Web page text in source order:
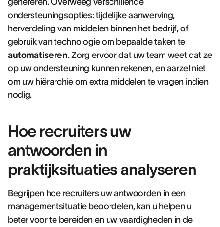
genereren. Overweeg verschillende
ondersteuningsopties: tijdelijke aanwerving,
herverdeling van middelen binnen het bedrijf, of
gebruik van technologie om bepaalde taken te
automatiseren. Zorg ervoor dat uw team weet dat ze
op uw ondersteuning kunnen rekenen, en aarzel niet
om uw hiërarchie om extra middelen te vragen indien
nodig.
Hoe recruiters uw
antwoorden in
praktijksituaties analyseren
Begrijpen hoe recruiters uw antwoorden in een
managementsituatie beoordelen, kan u helpen u
beter voor te bereiden en uw vaardigheden in de